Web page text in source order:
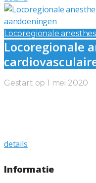
Locoregionale
Locoregionale
Gestart op1 mei 2020
details
Informatie